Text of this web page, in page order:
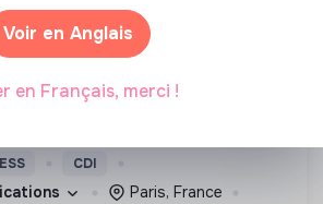
mission "volontariat éducatif"
crée du lien entre campus et
s’engagent auprès des
CDI
Paris, France
Voir en Anglais
en Français, merci !